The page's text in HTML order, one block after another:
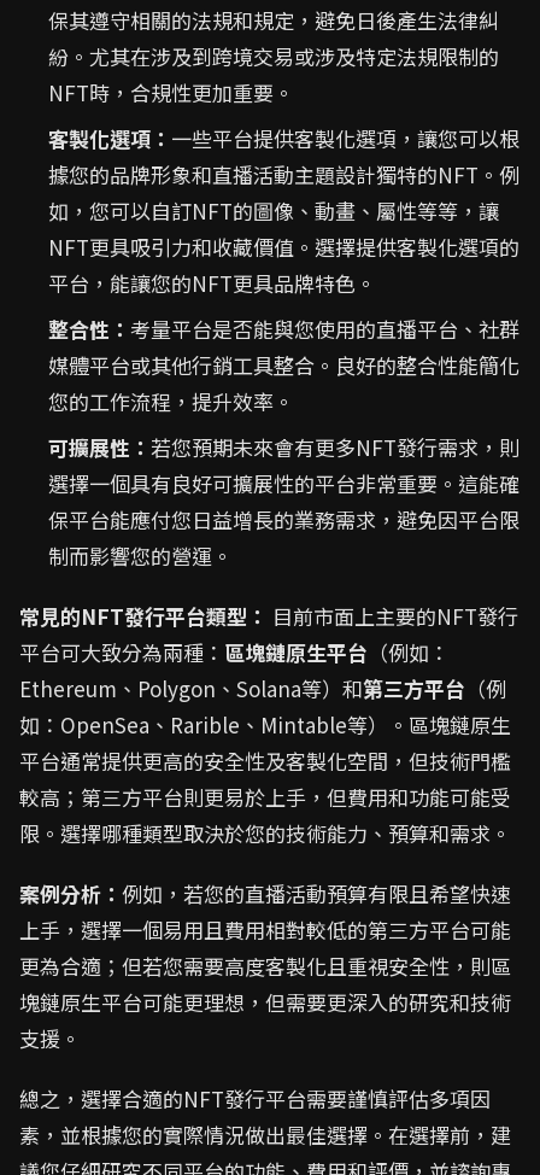
保其遵守相關的法規和規定，避免日後產生法律糾
紛。尤其在涉及到跨境交易或涉及特定法規限制的
NFT時，合規性更加重要。
客製化選項： 一些平台提供客製化選項，讓您可以根
據您的品牌形象和直播活動主題設計獨特的NFT。例
如，您可以自訂NFT的圖像、動畫、屬性等等，讓
NFT更具吸引力和收藏價值。選擇提供客製化選項的
平台，能讓您的NFT更具品牌特色。
整合性： 考量平台是否能與您使用的直播平台、社群
媒體平台或其他行銷工具整合。良好的整合性能簡化
您的工作流程，提升效率。
可擴展性： 若您預期未來會有更多NFT發行需求，則
選擇一個具有良好可擴展性的平台非常重要。這能確
保平台能應付您日益增長的業務需求，避免因平台限
制而影響您的營運。
常見的NFT發行平台類型： 目前市面上主要的NFT發行
平台可大致分為兩種： 區塊鏈原生平台 （例如：
Ethereum、Polygon、Solana等）和第三方平台 （例
如：OpenSea、Rarible、Mintable等）。區塊鏈原生
平台通常提供更高的安全性及客製化空間，但技術門檻
較高；第三方平台則更易於上手，但費用和功能可能受
限。選擇哪種類型取決於您的技術能力、預算和需求。
案例分析： 例如，若您的直播活動預算有限且希望快速
上手，選擇一個易用且費用相對較低的第三方平台可能
更為合適；但若您需要高度客製化且重視安全性，則區
塊鏈原生平台可能更理想，但需要更深入的研究和技術
支援。
總之，選擇合適的NFT發行平台需要謹慎評估多項因
素，並根據您的實際情況做出最佳選擇。在選擇前，建